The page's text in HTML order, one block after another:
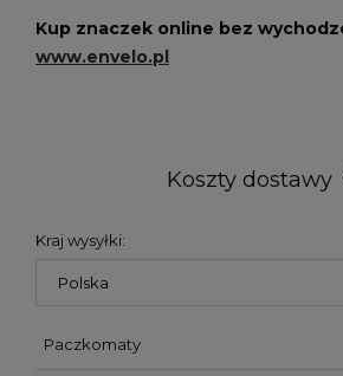
Kup znaczek online bez
www.envelo.pl
Koszty dostawy
Kraj wysyłki:
Paczkomaty